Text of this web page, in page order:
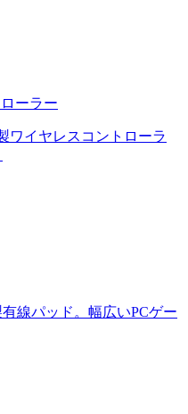
ーラー
ワイヤレスコントローラ
線パッド。幅広いPCゲー